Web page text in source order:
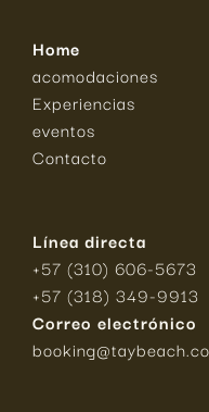
Home
acomodaciones
Experiencias
eventos
Contacto
Línea directa
+57 (310) 606-5673
+57 (318) 349-9913
Correo electrónico